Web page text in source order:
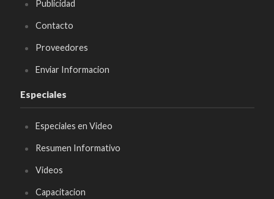
Publicidad
Contacto
Proveedores
Enviar Informacion
Especiales
Especiales en Video
Resumen Informativo
Videos
Capacitacion